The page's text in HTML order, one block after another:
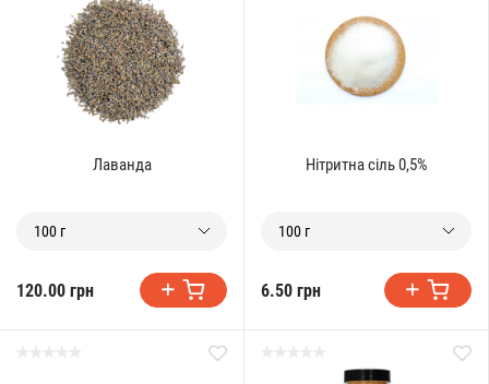
Лаванда
100 г
120.00 грн
Нітритна сіль 0,5%
100 г
6.50 грн